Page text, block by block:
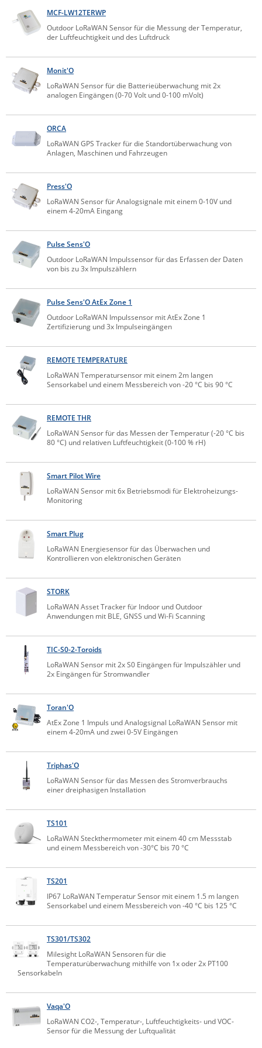
Energiemessung
Energieverteilung
IP, WLAN & GSM Sensorik
IoT - Internet of Things
IPC, Industrielle Netzwerktechnik & WLAN
Wi-Fi - WLAN - Wireless
IT Netzwerktechnik / Kommunikation
Sonstige
Serverräume
RMA / Rücksendung / Support
Comet System
CompleTech
Digi
Eaton
Enginko - mcf88
Fokus Technologies
Gude
Guntermann & Drunck
HW group
Icron
Kerlink
Kramer Electronics
KVM TEC
Legrand
LigoWave
Milesight
Moxa
Netio
Panorama Antennas
PatchSee
Power Kingdom
Poynting
Raritan
Riello UPS
Server Technology
Siretta
SIRIO Antenne
Tactical Software
TEKTELIC
Unwired Networks
Vision
Westermo
Yuasa
News zu unseren Herstellern
MCF-LW12TERWP
Outdoor LoRaWAN Sensor für die Messung der Temperatur,
der Luftfeuchtigkeit und des Luftdruck
Monit'O
LoRaWAN Sensor für die Batterieüberwachung mit 2x
analogen Eingängen (0-70 Volt und 0-100 mVolt)
ORCA
LoRaWAN GPS Tracker für die Standortüberwachung von
Anlagen, Maschinen und Fahrzeugen
Press'O
LoRaWAN Sensor für Analogsignale mit einem 0-10V und
einem 4-20mA Eingang
Pulse Sens'O
Outdoor LoRaWAN Impulssensor für das Erfassen der Daten
von bis zu 3x Impulszählern
Pulse Sens'O AtEx Zone 1
Outdoor LoRaWAN Impulssensor mit AtEx Zone 1
Zertifizierung und 3x Impulseingängen
REMOTE TEMPERATURE
LoRaWAN Temperatursensor mit einem 2m langen
Sensorkabel und einem Messbereich von -20 °C bis 90 °C
REMOTE THR
LoRaWAN Sensor für das Messen der Temperatur (-20 °C bis
80 °C) und relativen Luftfeuchtigkeit (0-100 % rH)
Smart Pilot Wire
LoRaWAN Sensor mit 6x Betriebsmodi für Elektroheizungs-
Monitoring
Smart Plug
LoRaWAN Energiesensor für das Überwachen und
Kontrollieren von elektronischen Geräten
STORK
LoRaWAN Asset Tracker für Indoor und Outdoor
Anwendungen mit BLE, GNSS und Wi-Fi Scanning
TIC-S0-2-Toroids
LoRaWAN Sensor mit 2x S0 Eingängen für Impulszähler und
2x Eingängen für Stromwandler
Toran'O
AtEx Zone 1 Impuls und Analogsignal LoRaWAN Sensor mit
einem 4-20mA und zwei 0-5V Eingängen
Triphas'O
LoRaWAN Sensor für das Messen des Stromverbrauchs
einer dreiphasigen Installation
TS101
LoRaWAN Steckthermometer mit einem 40 cm Messstab
und einem Messbereich von -30°C bis 70 °C
TS201
IP67 LoRaWAN Temperatur Sensor mit einem 1.5 m langen
Sensorkabel und einem Messbereich von -40 °C bis 125 °C
TS301/TS302
Milesight LoRaWAN Sensoren für die
Temperaturüberwachung mithilfe von 1x oder 2x PT100
Sensorkabeln
Vaqa'O
LoRaWAN CO2-, Temperatur-, Luftfeuchtigkeits- und VOC-
Sensor für die Messung der Luftqualität